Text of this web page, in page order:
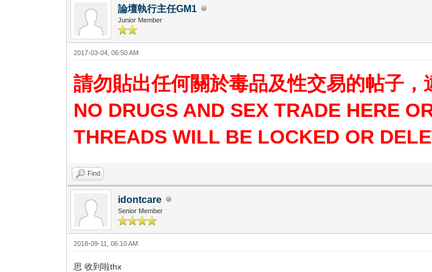
論壇執行主任GM1
Junior Member
2017-03-04, 06:50 AM
請勿貼出任何關於毒品及性交易的帖子，
NO DRUGS AND SEX TRADE HERE
THREADS WILL BE LOCKED OR
Find
idontcare
Senior Member
2018-09-11, 06:10 AM
思 收到啦thx